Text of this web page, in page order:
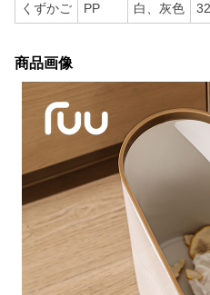
くずかご PP 白、灰色
商品画像